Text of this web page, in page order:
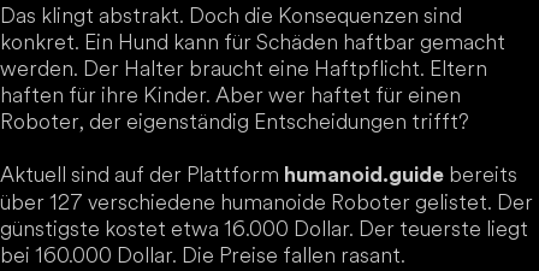
Das klingt abstrakt. Doch die Konsequenzen sind
konkret. Ein Hund kann für Schäden haftbar gemacht
werden. Der Halter braucht eine Haftpflicht. Eltern
haften für ihre Kinder. Aber wer haftet für einen
Roboter, der eigenständig Entscheidungen trifft?
Aktuell sind auf der Plattform humanoid.guide bereits
über 127 verschiedene humanoide Roboter gelistet. Der
günstigste kostet etwa 16.000 Dollar. Der teuerste liegt
bei 160.000 Dollar. Die Preise fallen rasant.